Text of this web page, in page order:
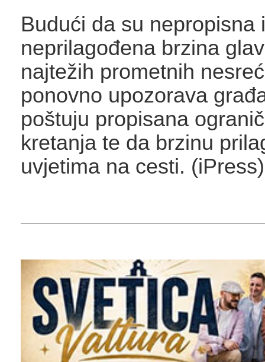
Budući da su nepropisna i
neprilagođena brzina
najtežih prometnih
ponovno upozorava
poštuju propisana
kretanja te da brzinu
uvjetima na cesti. (iPress)